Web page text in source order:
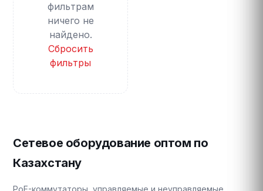
фильтрам
ничего не
найдено.
Сбросить
фильтры
Сетевое оборудование оптом по
Казахстану